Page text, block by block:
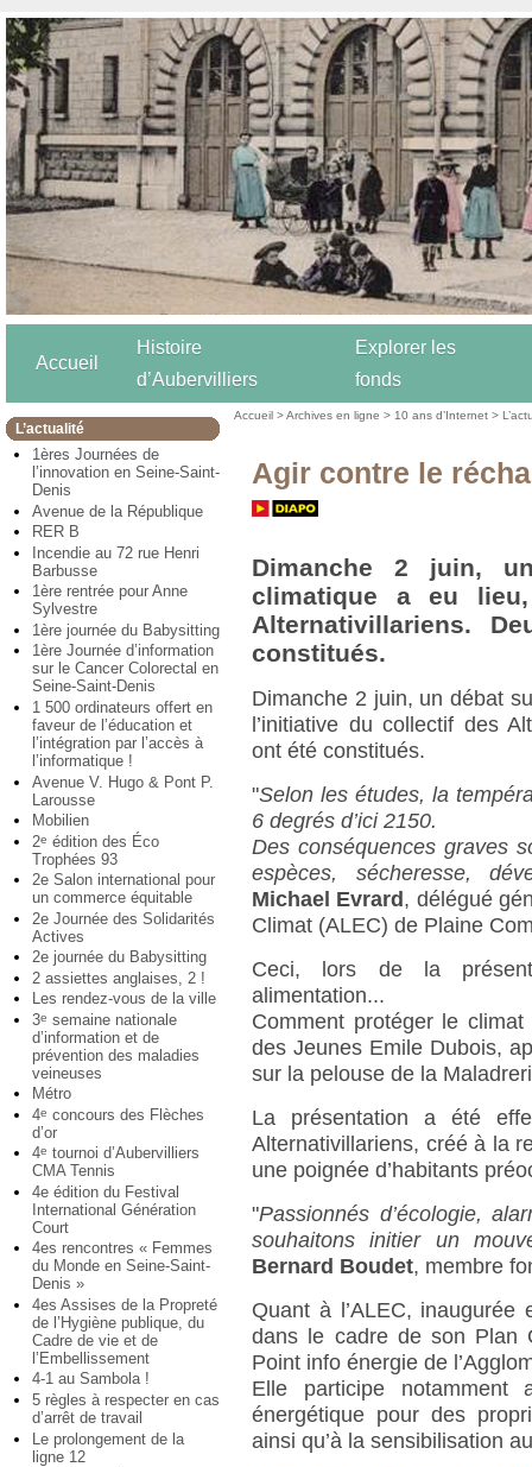
Accueil
Histoire
d’Aubervilliers
Explorer les
fonds
L’actualité
1ères Journées de
l’innovation en Seine-Saint-
Denis
Avenue de la République
RER B
Incendie au 72 rue Henri
Barbusse
1ère rentrée pour Anne
Sylvestre
1ère journée du Babysitting
1ère Journée d’information
sur le Cancer Colorectal en
Seine-Saint-Denis
1 500 ordinateurs offert en
faveur de l’éducation et
l’intégration par l’accès à
l’informatique !
Avenue V. Hugo & Pont P.
Larousse
Mobilien
2e édition des Éco
Trophées 93
2e Salon international pour
un commerce équitable
2e Journée des Solidarités
Actives
2e journée du Babysitting
2 assiettes anglaises, 2 !
Les rendez-vous de la ville
3e semaine nationale
d’information et de
prévention des maladies
veineuses
Métro
4e concours des Flèches
d’or
4e tournoi d’Aubervilliers
CMA Tennis
4e édition du Festival
International Génération
Court
4es rencontres « Femmes
du Monde en Seine-Saint-
Denis »
4es Assises de la Propreté
de l’Hygiène publique, du
Cadre de vie et de
l’Embellissement
4-1 au Sambola !
5 règles à respecter en cas
d’arrêt de travail
Le prolongement de la
ligne 12
Accueil >Archives en ligne > 10 ans d’Internet >
Agir contre le
Dimanche 2 juin,
climatique a eu
Alternativillariens.
constitués.
Dimanche 2 juin, un débat
l’initiative du collectif des
ont été constitués.
"Selon les études, la
6 degrés d’ici 2150.
Des conséquences graves
espèces, sécheresse,
Michael Evrard , délégué
Climat (ALEC) de Plaine
Ceci, lors de la
alimentation...
Comment protéger le
des Jeunes Emile Dubois,
sur la pelouse de la
La présentation a été
Alternativillariens, créé à la
une poignée d’habitants
"Passionnés d’écologie,
souhaitons initier un
Bernard Boudet, membre
Quant à l’ALEC, inaugurée
dans le cadre de son Plan
Point info énergie de
Elle participe notamment
énergétique pour des
ainsi qu’à la sensibilisation